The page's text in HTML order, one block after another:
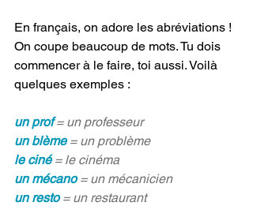
En français, on adore les abréviations !
On coupe beaucoup de mots. Tu dois
commencer à le faire, toi aussi. Voilà
quelques exemples :
un prof = un professeur
un blème = un problème
le ciné = le cinéma
un mécano = un mécanicien
un resto = un restaurant